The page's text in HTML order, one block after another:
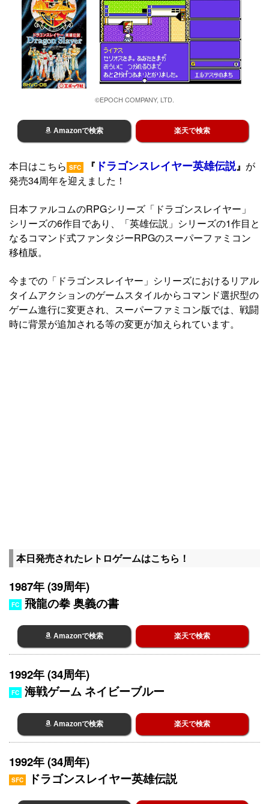
©EPOCH COMPANY, LTD.
Amazonで検索 楽天で検索
本日はこちら SFC 『 ドラゴンスレイヤー英雄伝説』 が
発売34周年を迎えました！
日本ファルコムのRPGシリーズ「ドラゴンスレイヤー」
シリーズの6作目であり、「英雄伝説」シリーズの1作目と
なるコマンド式ファンタジーRPGのスーパーファミコン
移植版。
今までの「ドラゴンスレイヤー」シリーズにおけるリアル
タイムアクションのゲームスタイルからコマンド選択型の
ゲーム進行に変更され、スーパーファミコン版では、戦闘
時に背景が追加される等の変更が加えられています。
本日発売されたレトロゲームはこちら！
1987年 (39周年)
FC 飛龍の拳 奥義の書
Amazonで検索 楽天で検索
1992年 (34周年)
FC 海戦ゲーム ネイビーブルー
Amazonで検索 楽天で検索
1992年 (34周年)
SFC ドラゴンスレイヤー英雄伝説